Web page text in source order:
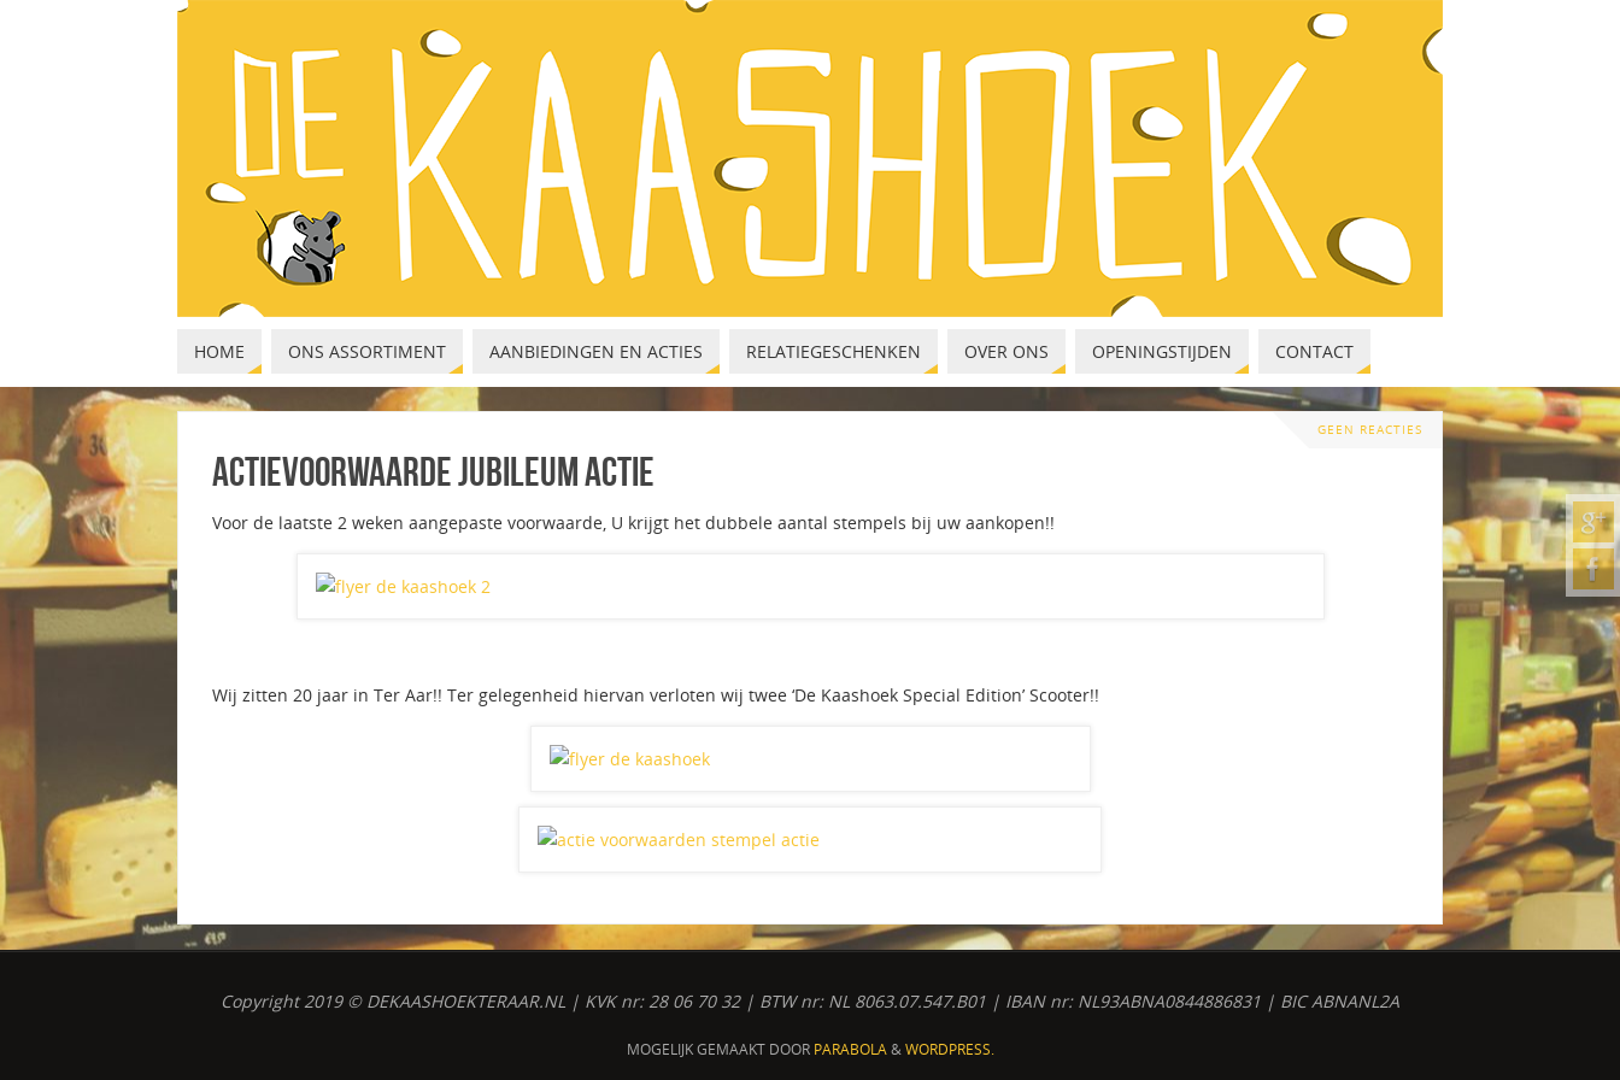
HOME ONS ASSORTIMENT AANBIEDINGEN EN ACTIES RELATIEGESCHENKEN OVER ONS OPENINGSTIJDEN CONTACT
GEEN REACTIES
Actievoorwaarde jubileum actie
Voor de laatste 2 weken aangepaste voorwaarde, U krijgt het dubbele aantal stempels bij uw aankopen!!
Wij zitten 20 jaar in Ter Aar!! Ter gelegenheid hiervan verloten wij twee ‘De Kaashoek Special Edition’ Scooter!!
Copyright 2019 © DEKAASHOEKTERAAR.NL | KVK nr: 28 06 70 32 | BTW nr: NL 8063.07.547.B01 | IBAN nr: NL93ABNA0844886831 | BIC ABNANL2A
MOGELIJK GEMAAKT DOOR PARABOLA&WORDPRESS.